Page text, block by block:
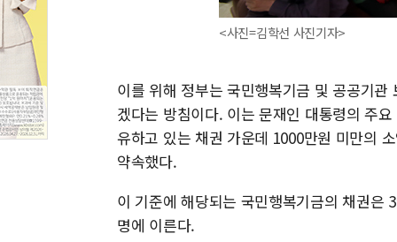
<사진=김학선 사진기자>
이를 위해 정부는 국민행복기금 및 공공기
겠다는 방침이다. 이는 문재인 대통령의 주
유하고 있는 채권 가운데 1000만원 미만의
약속했다.
이 기준에 해당되는 국민행복기금의 채권은
명에 이른다.